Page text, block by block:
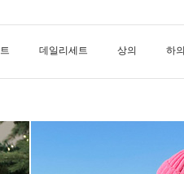
데일리세트 상의 하의